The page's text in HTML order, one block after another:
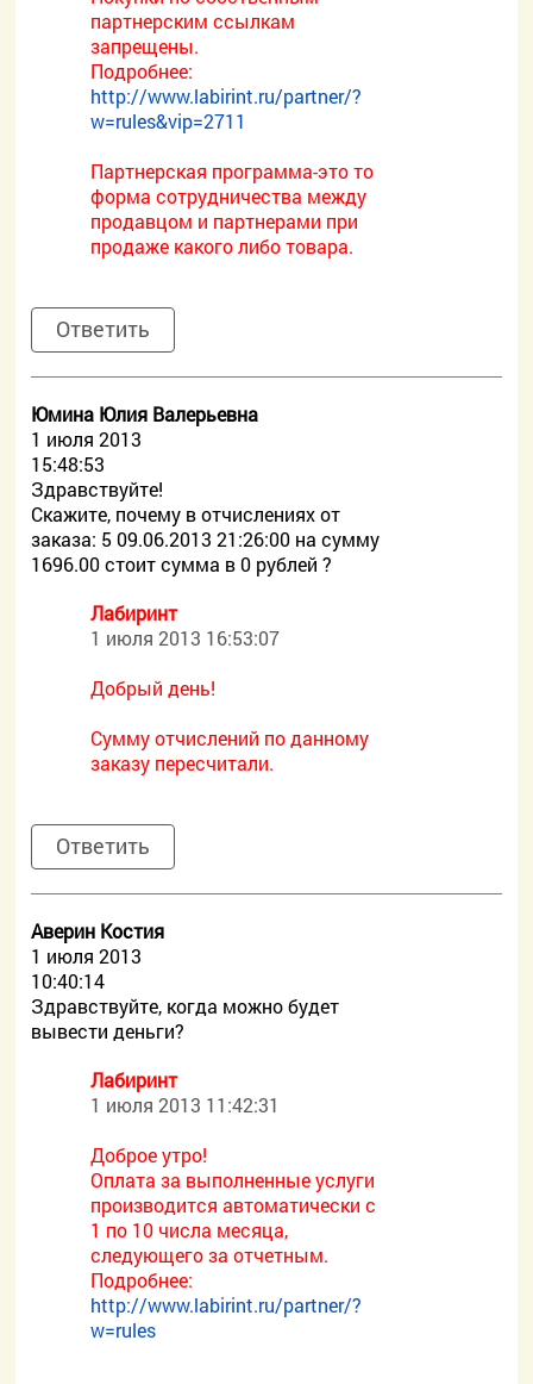
партнерским ссылкам
запрещены.
Подробнее:
http://www.labirint.ru/partner/?
w=rules&vip=2711
Партнерская программа-это то
форма сотрудничества между
продавцом и партнерами при
продаже какого либо товара.
Ответить
Юмина Юлия Валерьевна
1 июля 2013
15:48:53
Здравствуйте!
Скажите, почему в отчислениях от
заказа: 5 09.06.2013 21:26:00 на сумму
1696.00 стоит сумма в 0 рублей ?
Лабиринт
1 июля 2013 16:53:07
Добрый день!
Сумму отчислений по данному
заказу пересчитали.
Ответить
Аверин Костия
1 июля 2013
10:40:14
Здравствуйте, когда можно будет
вывести деньги?
Лабиринт
1 июля 2013 11:42:31
Доброе утро!
Оплата за выполненные услуги
производится автоматически с
1 по 10 числа месяца,
следующего за отчетным.
Подробнее:
http://www.labirint.ru/partner/?
w=rules